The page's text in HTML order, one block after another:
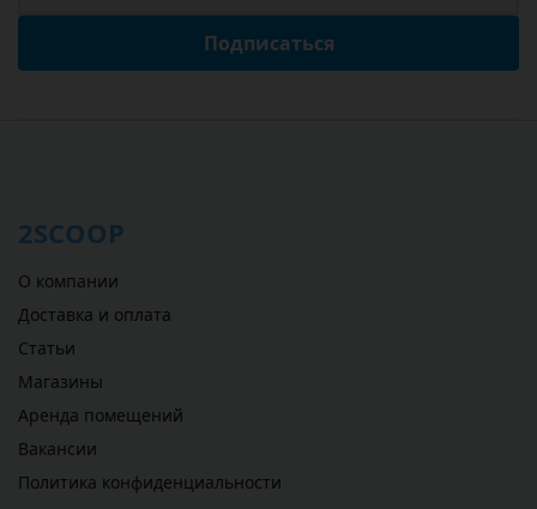
Подписаться
2SCOOP
О компании
Доставка и оплата
Статьи
Магазины
Аренда помещений
Вакансии
Политика конфиденциальности